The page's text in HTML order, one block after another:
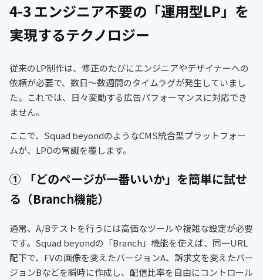
4-3 エンジニア不要の「運用型LP」を
実現するテクノロジー
従来のLP制作は、修正のたびにエンジニアやデザイナーへの
依頼が必要で、数日〜数週間のタイムラグが発生していまし
た。これでは、日々変動する広告パフォーマンスに対応でき
ません。
ここで、Squad beyondのようなCMS統合型プラットフォー
ムが、LPOの常識を覆します。
① 「どのページが一番いいか」を簡単に試せ
る（Branch機能）
通常、A/Bテストを行うには高価なツールや複雑な設定が必要
です。Squad beyondの「Branch」機能を使えば、同一URL
配下で、FVの画像を変えたバージョンA、訴求文を変えたバー
ジョンBなどを瞬時に作成し、配信比率を自由にコントロール